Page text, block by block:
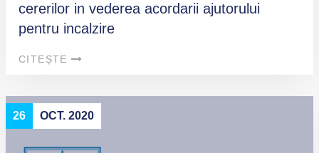
cererilor in vederea acordarii ajutorului
pentru incalzire
CITEȘTE
26 OCT. 2020